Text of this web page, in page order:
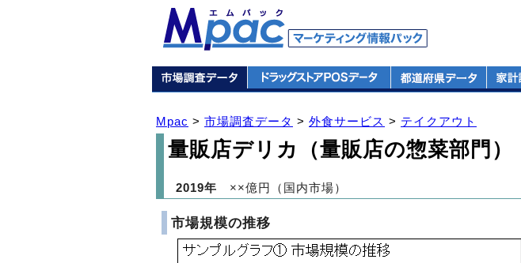
Mpac > 市場調査データ > 外食サービス > テイクアウト
量販店デリカ（量販店の惣菜部門）
2019年 ××億円（国内市場）
市場規模の推移